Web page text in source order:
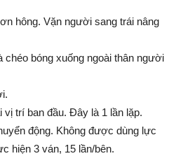
hông. Vặn người sang trái nâng
chéo bóng xuống ngoài thân người
trí ban đầu. Đây là 1 lần lặp.
động. Không được dùng lực
hiện 3 ván, 15 lần/bên.